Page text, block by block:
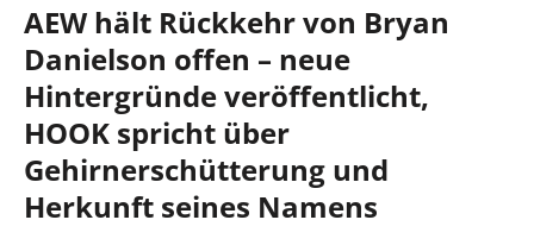
AEW hält Rückkehr von Bryan
Danielson offen – neue
Hintergründe veröffentlicht,
HOOK spricht über
Gehirnerschütterung und
Herkunft seines Namens